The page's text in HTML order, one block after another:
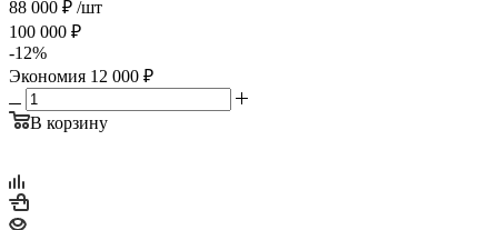
88 000 ₽ /шт
100 000 ₽
-12%
Экономия 12 000 ₽
В корзину